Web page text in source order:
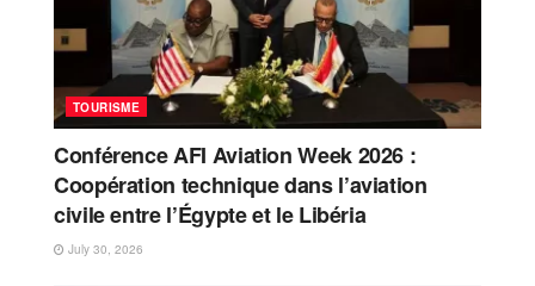
TOURISME
Conférence AFI Aviation Week 2026 :
Coopération technique dans l’aviation
civile entre l’Égypte et le Libéria
July 30, 2026